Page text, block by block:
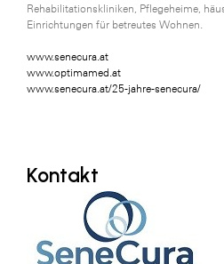
Rehabilitationskliniken, Pflegeheime,
Einrichtungen für betreutes Wohnen.
www.senecura.at
www.optimamed.at
www.senecura.at/25-jahre-senecura/
Kontakt